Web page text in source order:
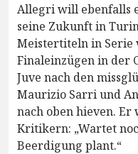
Allegri will ebenfalls
seine Zukunft in
Meistertiteln in Serie
Finaleinzügen in der
Juve nach den
Maurizio Sarri und
nach oben hieven.
Kritikern: „Wartet
Beerdigung plant.“